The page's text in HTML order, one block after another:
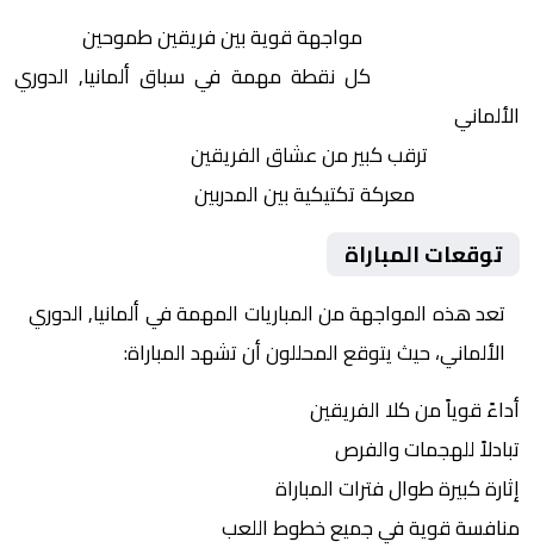
مواجهة قوية بين فريقين طموحين
كل نقطة مهمة في سباق ألمانيا, الدوري
الألماني
ترقب كبير من عشاق الفريقين
معركة تكتيكية بين المدربين
توقعات المباراة
تعد هذه المواجهة من المباريات المهمة في ألمانيا, الدوري
الألماني، حيث يتوقع المحللون أن تشهد المباراة:
أداءً قوياً من كلا الفريقين
تبادلاً للهجمات والفرص
إثارة كبيرة طوال فترات المباراة
منافسة قوية في جميع خطوط اللعب